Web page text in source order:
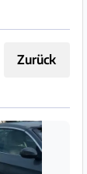
Zurück